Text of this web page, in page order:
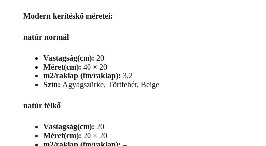
Modern kerítéskő méretei:
natúr normál
Vastagság(cm): 20
Méret(cm): 40 × 20
m2/raklap (fm/raklap): 3,2
Szín: Agyagszürke, Törtfehér, Beige
natúr félkő
Vastagság(cm): 20
Méret(cm): 20 × 20
m2/raklap (fm/raklap): –